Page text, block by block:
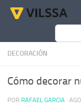
Saltar al contenido
Buscar
DECORACIÓN
Cómo decorar
POR RAFAEL GARCIA ·